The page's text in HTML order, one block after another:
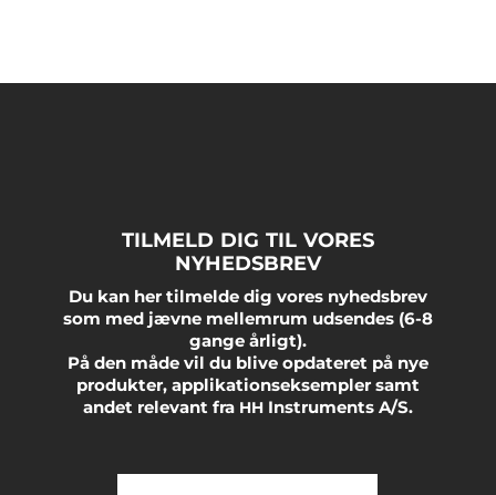
TILMELD DIG TIL VORES
NYHEDSBREV
Du kan her tilmelde dig vores nyhedsbrev
som med jævne mellemrum udsendes (6-8
gange årligt).
På den måde vil du blive opdateret på nye
produkter, applikationseksempler samt
andet relevant fra HHInstruments A/S.